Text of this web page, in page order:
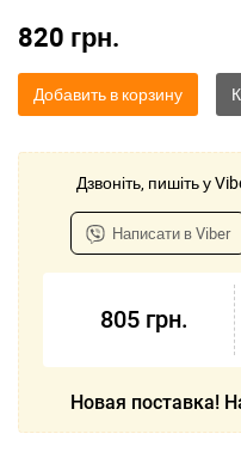
820 грн.
Добавить в корзину
Дзвоніть, пишіть у
Написати в Viber
805 грн.
Новая поставка!